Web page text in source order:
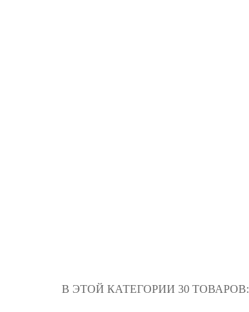
В ЭТОЙ КАТЕГОРИИ 30 ТОВАРОВ: